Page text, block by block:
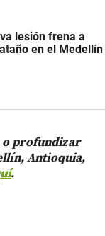
lesión frena a
en el Medellín
profundizar
Antioquia,
.